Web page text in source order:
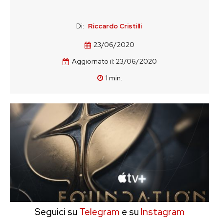
Di: Riccardo Cristilli
23/06/2020
Aggiornato il: 23/06/2020
1 min.
Seguici su Telegram e su Instagram